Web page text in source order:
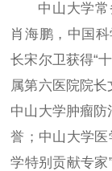
中山大学
肖海鹏，中国
长宋尔卫获得“
属第六医院院长
中山大学肿瘤防
誉；中山大学
学特别贡献专